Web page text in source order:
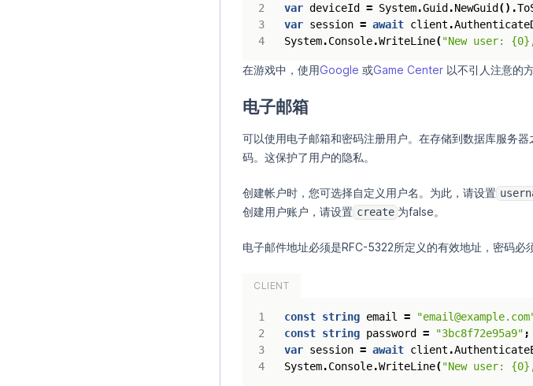
3
4
var deviceId = System.Guid .NewGuid ().
var session = await client .
System.Console.WriteLine("New user:
在游戏中，使用Google 或Game Center 以不引人注意的
电子邮箱
可以使用电子邮箱和密码注册用户。在存储到数据库服务
码。这保护了用户的隐私。
创建帐户时，您可选择自定义用户名。为此，请设置
创建用户账户，请设置 create 为false。
电子邮件地址必须是RFC-5322所定义的有效地址，密码必
CLIENT
3
4
const string email =
const string password = "3bc8f72e95a9" ;
var session = await client .
System.Console.WriteLine("New user: